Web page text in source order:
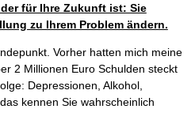
für Ihre Zukunft ist: Sie
zu Ihrem Problem ändern.
Vorher hatten mich meine
2 Millionen Euro Schulden steckt
Depressionen, Alkohol,
kennen Sie wahrscheinlich